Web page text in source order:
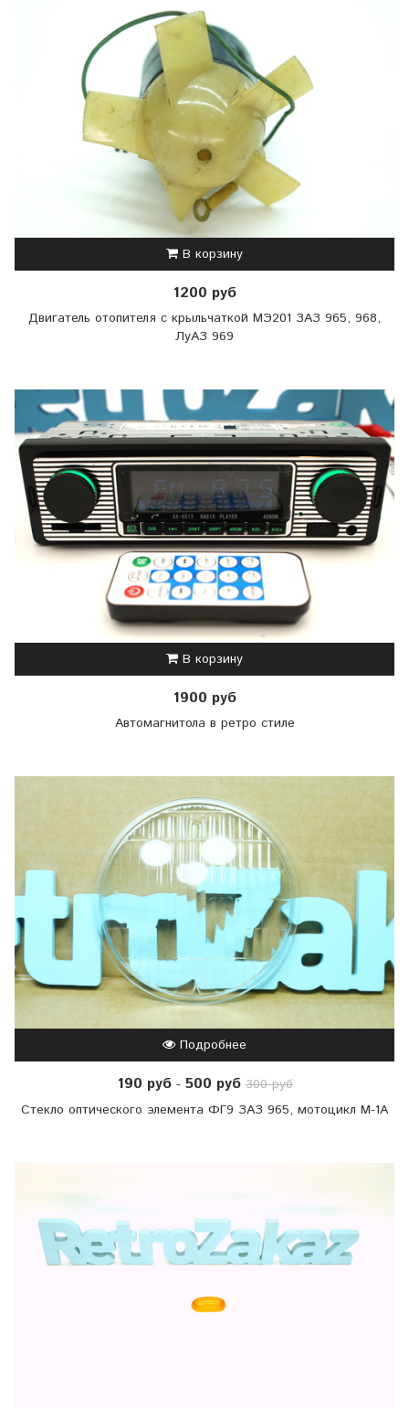
В корзину
1200 руб
Двигатель отопителя с крыльчаткой МЭ201 ЗАЗ 965, 968,
ЛуАЗ 969
В корзину
1900 руб
Автомагнитола в ретро стиле
Подробнее
190 руб- 500 руб 300 руб
Стекло оптического элемента ФГ9 ЗАЗ 965, мотоцикл М-1А